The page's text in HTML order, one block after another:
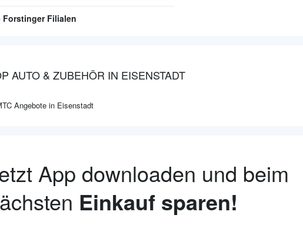
ForstingerFilialen
AUTO & ZUBEHÖR IN EISENSTADT
Angebote in Eisenstadt
App downloaden und beim
Einkauf sparen!